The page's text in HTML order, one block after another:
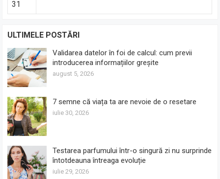
31
ULTIMELE POSTĂRI
Validarea datelor în foi de calcul: cum previi
introducerea informațiilor greșite
august 5, 2026
7 semne că viața ta are nevoie de o resetare
iulie 30, 2026
Testarea parfumului într-o singură zi nu surprinde
întotdeauna întreaga evoluție
iulie 29, 2026